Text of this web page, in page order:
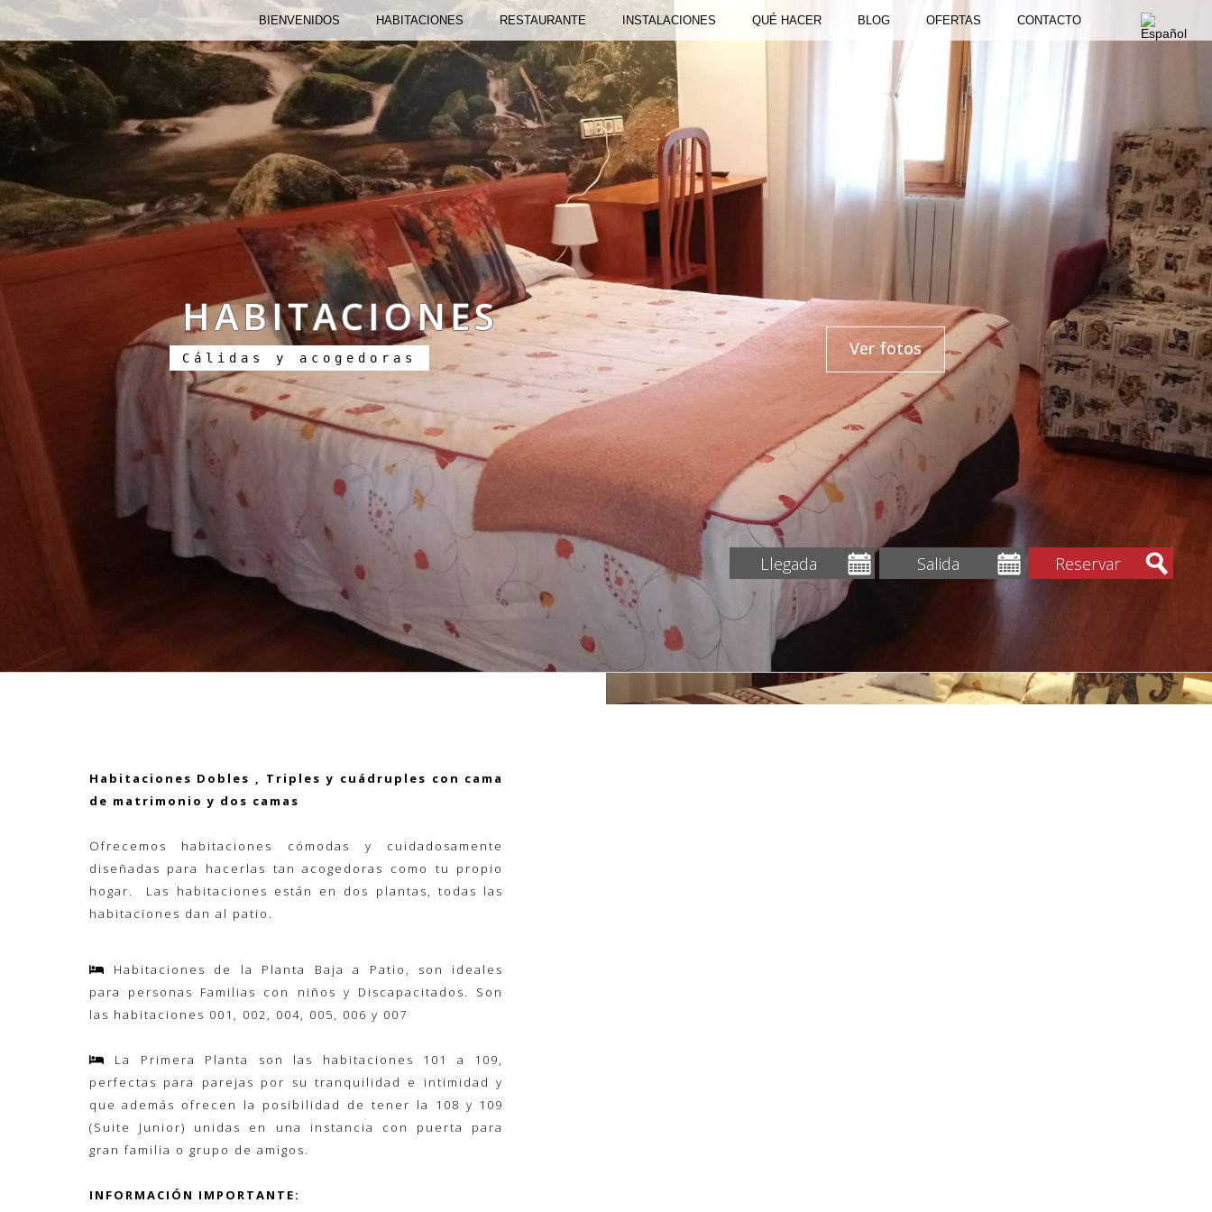
BIENVENIDOS HABITACIONES RESTAURANTE INSTALACIONES QUÉ HACER BLOG OFERTAS CONTACTO
Ver fotos
HABITACIONES
Cálidas y acogedoras
Habitaciones Dobles , Triples y cuádruples con cama
de matrimonio y dos camas
Ofrecemos habitaciones cómodas y cuidadosamente
diseñadas para hacerlas tan acogedoras como tu propio
hogar. Las habitaciones están en dos plantas, todas las
habitaciones dan al patio.
Habitaciones de la Planta Baja a Patio, son ideales
para personas Familias con niños y Discapacitados. Son
las habitaciones 001, 002, 004, 005, 006 y 007
La Primera Planta son las habitaciones 101 a 109,
perfectas para parejas por su tranquilidad e intimidad y
que además ofrecen la posibilidad de tener la 108 y 109
(Suite Junior) unidas en una instancia con puerta para
gran familia o grupo de amigos.
INFORMACIÓN IMPORTANTE: